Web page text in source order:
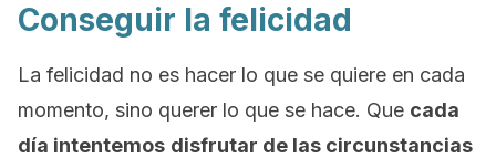
Conseguir la felicidad
La felicidad no es hacer lo que se quiere en cada
momento, sino querer lo que se hace. Que cada
día intentemos disfrutar de las circunstancias